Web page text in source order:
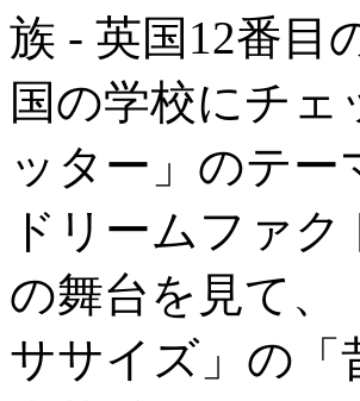
族 - 英国12番目
国の学校にチ
ッター」のテ
ドリームファ
の舞台を見て、
ササイズ」の「